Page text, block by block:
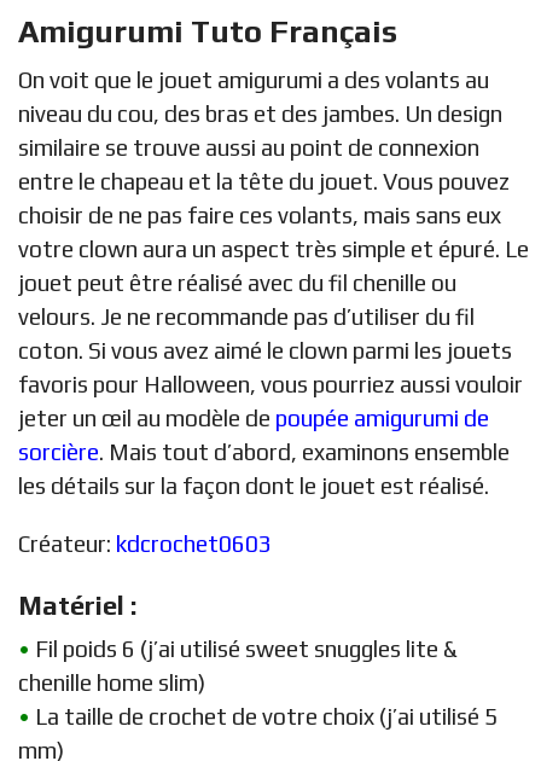
Amigurumi Tuto Français
On voit que le jouet amigurumi a des volants au
niveau du cou, des bras et des jambes. Un design
similaire se trouve aussi au point de connexion
entre le chapeau et la tête du jouet. Vous pouvez
choisir de ne pas faire ces volants, mais sans eux
votre clown aura un aspect très simple et épuré. Le
jouet peut être réalisé avec du fil chenille ou
velours. Je ne recommande pas d’utiliser du fil
coton. Si vous avez aimé le clown parmi les jouets
favoris pour Halloween, vous pourriez aussi vouloir
jeter un œil au modèle de poupée amigurumi de
sorcière. Mais tout d’abord, examinons ensemble
les détails sur la façon dont le jouet est réalisé.
Créateur: kdcrochet0603
Matériel :
• Fil poids 6 (j’ai utilisé sweet snuggles lite &
chenille home slim)
• La taille de crochet de votre choix (j’ai utilisé 5
mm)